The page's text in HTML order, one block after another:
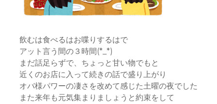
飲むは食べるはお喋りするはで
アット言う間の３時間(*_*)
まだ話足らずで、ちょっと甘い物でもと
近くのお店に入って続きの話で盛り上がり
オバ様パワーの凄さを改めて感じた土曜の夜でした
また来年も元気集まりましょうと約束をして